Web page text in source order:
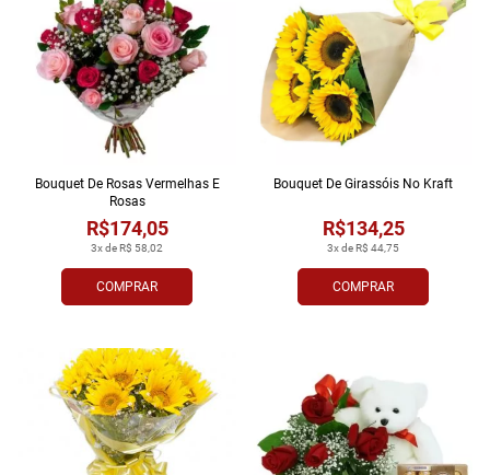
COMPRAR
3x de R$ 58,02
R$174,05
Bouquet De Rosas Vermelhas E
Rosas
COMPRAR
3x de R$ 44,75
R$134,25
Bouquet De Girassóis No Kraft